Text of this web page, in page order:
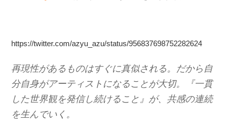
https://twitter.com/azyu_azu/status/956837698752282624
再現性があるものはすぐに真似される。だから自
分自身がアーティストになることが大切。『一貫
した世界観を発信し続けること』が、共感の連続
を生んでいく。